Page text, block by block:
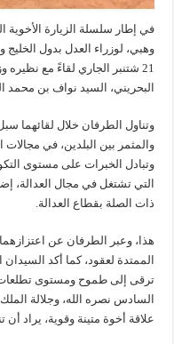
في إطار سلسلة الزيارة الأخوية
وهبي، لوزراء العدل بدول الخليج
21 شتنبر الجاري لقاءً مع
البحريني، السيد نواف بن محمد
وتناول الطرفان خلال لقائهما
والمثمر بين البلدين، في مجالات
وتبادل الخبرات على مستوى
التي تشتغل في مجال العدالة،
ذات الصلة بقطاع العدالة.
هذا، وعبر الطرفان عن اعتزازهما
الممتدة لعقود، كما أكد
ترقى إلى طموح ومستوى تطلعات
السادس نصره الله، وجلالة
علاقة أخوة متينة وقوية، يراد